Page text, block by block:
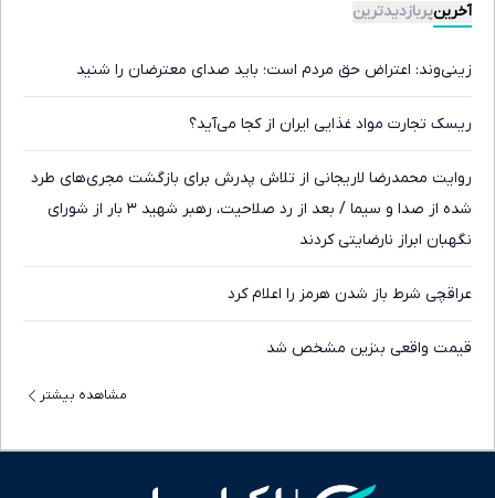
آخرینپربازدیدترین
زینی‌وند: اعتراض حق مردم است؛ باید صدای معترضان را شنید
ریسک تجارت مواد غذایی ایران از کجا می‌آید؟
روایت محمدرضا لاریجانی از تلاش پدرش برای بازگشت مجری‌های طرد
شده از صدا و سیما / بعد از رد صلاحیت، رهبر شهید ۳ بار از شورای
نگهبان ابراز نارضایتی کردند
عراقچی شرط باز شدن هرمز را اعلام کرد
قیمت واقعی بنزین مشخص شد
مشاهده بیشتر